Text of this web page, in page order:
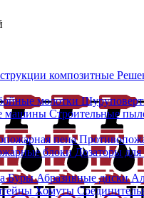
композитные
молотки
машины Строительные
пена
блоки Дозаторы для
БурыАбразивные диски
Хомуты